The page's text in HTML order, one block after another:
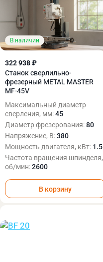
В наличии
322 938 ₽
Станок сверлильно-
фрезерный METAL MASTER
MF-45V
Максимальный диаметр
сверления, мм:45
Диаметр фрезерования:80
Напряжение, В:380
Мощность двигателя, кВт: 1.5
Частота вращения шпинделя,
об/мин:2600
В корзину